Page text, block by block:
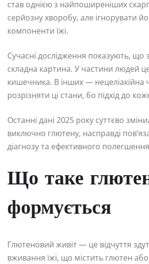
став однією з найпоширеніших
серйозну хворобу, але ігнорувати
компоненти їжі.
Сучасні дослідження показують, що
складна картина. У частини людей
кишечника. В інших — нецеліакійна
розрізняти ці стани, бо підхід до
Останні дані 2025 року суттєво
виключно глютену, насправді
діагнозу та ефективного
Що таке
формується
Глютеновий живіт — це відчуття
вживання їжі, що містить глютен